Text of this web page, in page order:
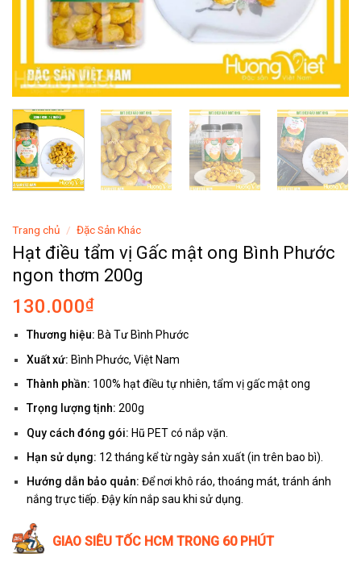
Trang chủ / Đặc Sản Khác
Hạt điều tẩm vị Gấc mật ong Bình Phước
ngon thơm 200g
130.000₫
Thương hiệu: Bà Tư Bình Phước
Xuất xứ: Bình Phước, Việt Nam
Thành phần: 100% hạt điều tự nhiên, tẩm vị gấc mật ong
Trọng lượng tịnh: 200g
Quy cách đóng gói: Hũ PET có nắp vặn.
Hạn sử dụng: 12 tháng kể từ ngày sản xuất (in trên bao bì).
Hướng dẫn bảo quản: Để nơi khô ráo, thoáng mát, tránh ánh
nắng trực tiếp. Đậy kín nắp sau khi sử dụng.
GIAO SIÊU TỐC HCM TRONG 60 PHÚT